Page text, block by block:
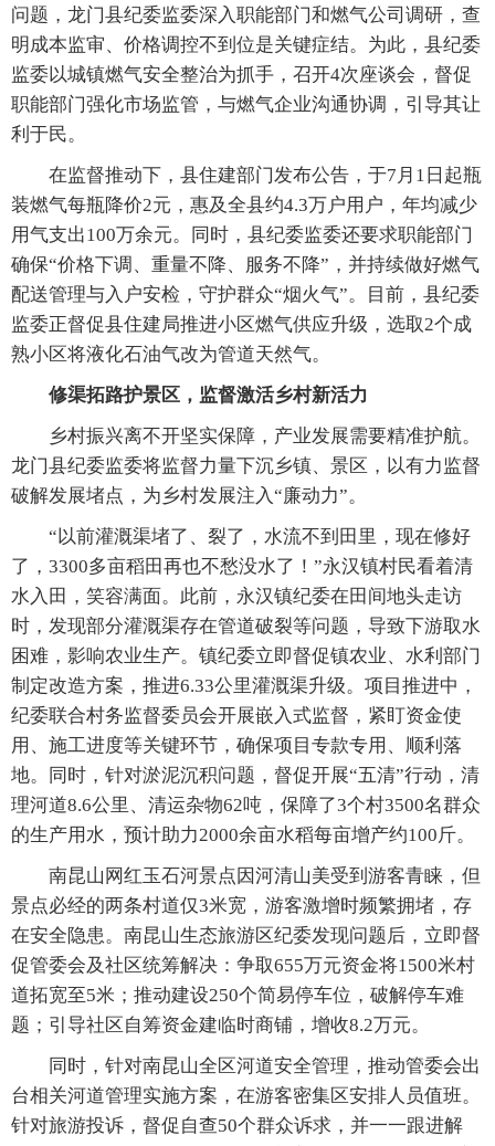
问题，龙门县纪委监委深入职能部门和燃气公司调研，查
明成本监审、价格调控不到位是关键症结。为此，县纪委
监委以城镇燃气安全整治为抓手，召开4次座谈会，督促
职能部门强化市场监管，与燃气企业沟通协调，引导其让
利于民。
在监督推动下，县住建部门发布公告，于7月1日起瓶
装燃气每瓶降价2元，惠及全县约4.3万户用户，年均减少
用气支出100万余元。同时，县纪委监委还要求职能部门
确保“价格下调、重量不降、服务不降”，并持续做好燃气
配送管理与入户安检，守护群众“烟火气”。目前，县纪委
监委正督促县住建局推进小区燃气供应升级，选取2个成
熟小区将液化石油气改为管道天然气。
修渠拓路护景区，监督激活乡村新活力
乡村振兴离不开坚实保障，产业发展需要精准护航。
龙门县纪委监委将监督力量下沉乡镇、景区，以有力监督
破解发展堵点，为乡村发展注入“廉动力”。
“以前灌溉渠堵了、裂了，水流不到田里，现在修好
了，3300多亩稻田再也不愁没水了！”永汉镇村民看着清
水入田，笑容满面。此前，永汉镇纪委在田间地头走访
时，发现部分灌溉渠存在管道破裂等问题，导致下游取水
困难，影响农业生产。镇纪委立即督促镇农业、水利部门
制定改造方案，推进6.33公里灌溉渠升级。项目推进中，
纪委联合村务监督委员会开展嵌入式监督，紧盯资金使
用、施工进度等关键环节，确保项目专款专用、顺利落
地。同时，针对淤泥沉积问题，督促开展“五清”行动，清
理河道8.6公里、清运杂物62吨，保障了3个村3500名群众
的生产用水，预计助力2000余亩水稻每亩增产约100斤。
南昆山网红玉石河景点因河清山美受到游客青睐，但
景点必经的两条村道仅3米宽，游客激增时频繁拥堵，存
在安全隐患。南昆山生态旅游区纪委发现问题后，立即督
促管委会及社区统筹解决：争取655万元资金将1500米村
道拓宽至5米；推动建设250个简易停车位，破解停车难
题；引导社区自筹资金建临时商铺，增收8.2万元。
同时，针对南昆山全区河道安全管理，推动管委会出
台相关河道管理实施方案，在游客密集区安排人员值班。
针对旅游投诉，督促自查50个群众诉求，并一一跟进解